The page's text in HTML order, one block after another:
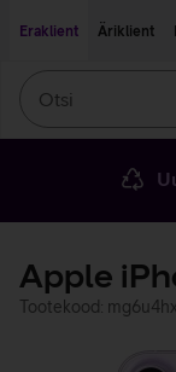
Eraklient
Äriklient
Apple
Tootekood: